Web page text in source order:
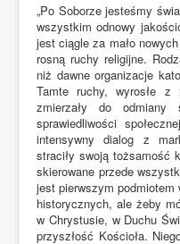
„Po Soborze jesteśmy
wszystkim odnowy
jest ciągle za mało
rosną ruchy religijne.
niż dawne organizacje
Tamte ruchy, wyrosłe z
zmierzały do odmiany
sprawiedliwości
intensywny dialog z
straciły swoją tożsamość
skierowane przede
jest pierwszym
historycznych, ale żeby
w Chrystusie, w Duchu
przyszłość Kościoła.